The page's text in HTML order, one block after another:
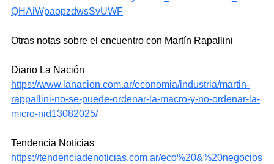
QHAiWpaopzdwsSvUWF
Otras notas sobre el encuentro con Martín Rapallini
Diario La Nación
https://www.lanacion.com.ar/economia/industria/martin-
rappallini-no-se-puede-ordenar-la-macro-y-no-ordenar-la-
micro-nid13082025/
Tendencia Noticias
https://tendenciadenoticias.com.ar/eco%20&%20negocios